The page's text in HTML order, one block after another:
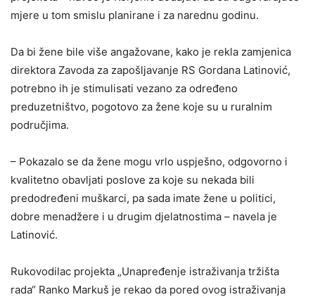
mjere u tom smislu planirane i za narednu godinu.
Da bi žene bile više angažovane, kako je rekla zamjenica
direktora Zavoda za zapošljavanje RS Gordana Latinović,
potrebno ih je stimulisati vezano za određeno
preduzetništvo, pogotovo za žene koje su u ruralnim
područjima.
– Pokazalo se da žene mogu vrlo uspješno, odgovorno i
kvalitetno obavljati poslove za koje su nekada bili
predodređeni muškarci, pa sada imate žene u politici,
dobre menadžere i u drugim djelatnostima – navela je
Latinović.
Rukovodilac projekta „Unapređenje istraživanja tržišta
rada“ Ranko Markuš je rekao da pored ovog istraživanja